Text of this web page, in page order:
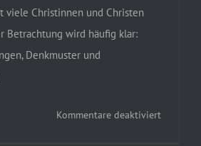
viele Christinnen und Christen
Betrachtung wird häufig klar:
Denkmuster und
Kommentare deaktiviertfür